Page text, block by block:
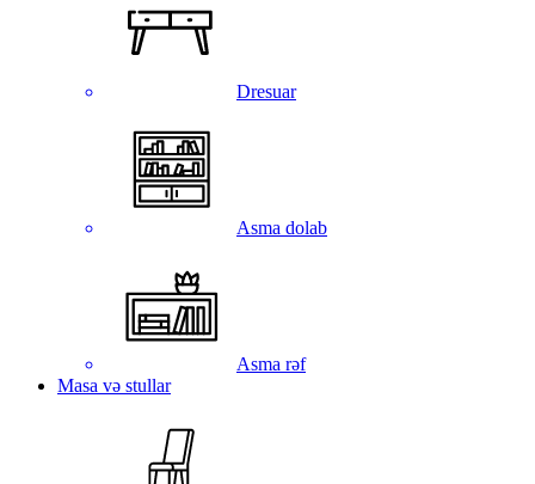
Dresuar
Asma dolab
Asma rəf
Masa və stullar